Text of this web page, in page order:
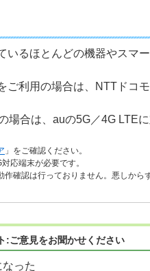
いるほとんどの機器やスマ
ご利用の場合は、NTTドコ
場合は、auの5G／4G LTE
」をご確認ください。
応端末が必要です。
確認は行っておりません。悪しから
:ご意見をお聞かせください
った